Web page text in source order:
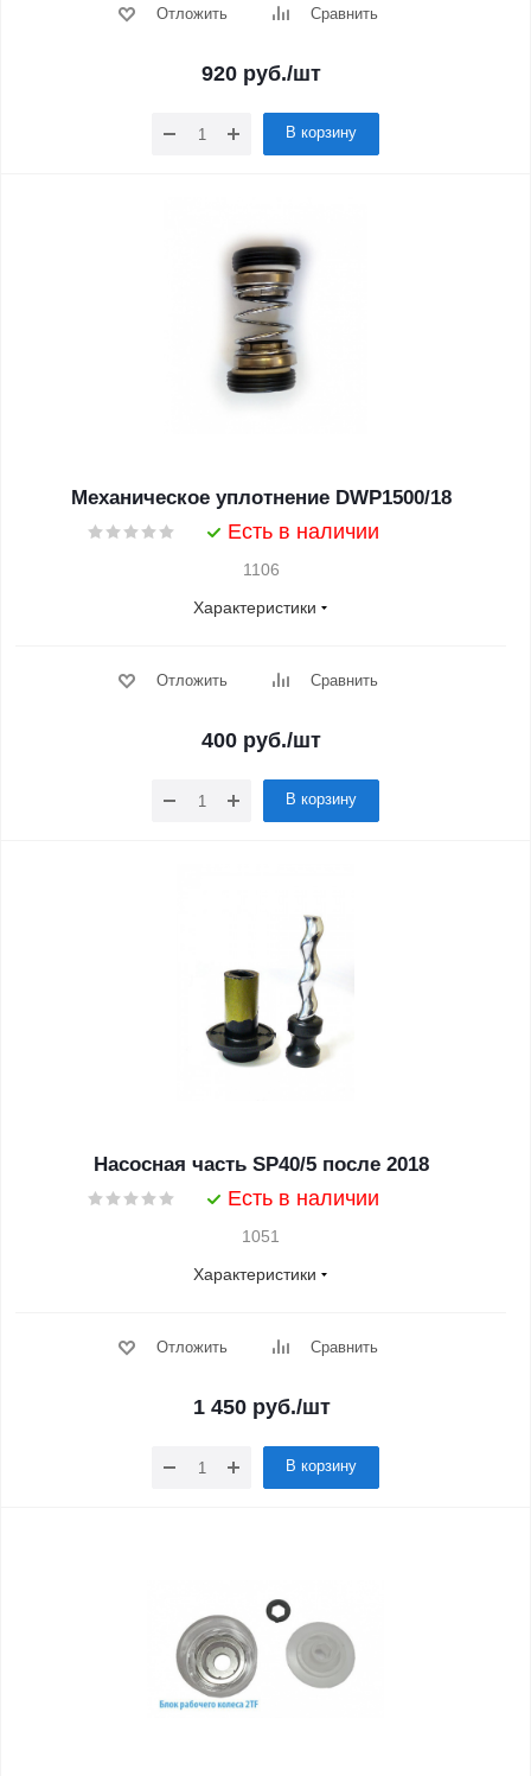
Отложить Сравнить
920 руб./шт
В корзину
Механическое уплотнение DWP1500/18
Есть в наличии
1106
Характеристики
Отложить Сравнить
400 руб./шт
В корзину
Насосная часть SP40/5 после 2018
Есть в наличии
1051
Характеристики
Отложить Сравнить
1 450руб./шт
В корзину